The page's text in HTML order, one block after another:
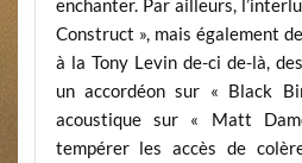
enchanter. Par ailleurs,
Construct », mais également
à la Tony Levin de-ci de-là,
un accordéon sur « Black
acoustique sur « Matt
tempérer les accès de